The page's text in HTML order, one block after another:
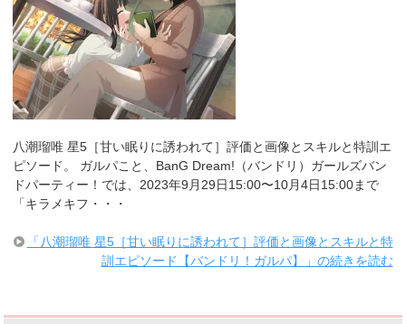
八潮瑠唯 星5［甘い眠りに誘われて］評価と画像とスキルと特訓エ
ピソード。 ガルパこと、BanG Dream!（バンドリ）ガールズバン
ドパーティー！では、2023年9月29日15:00〜10月4日15:00まで
「キラメキフ・・・
「八潮瑠唯 星5［甘い眠りに誘われて］評価と画像とスキルと特
訓エピソード【バンドリ！ガルパ】」の続きを読む